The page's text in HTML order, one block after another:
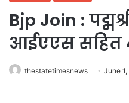
Bjp Join :
आईएएस सहित
thestatetimesnews June